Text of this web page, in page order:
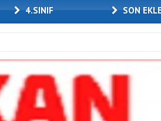
4.SINIF SON